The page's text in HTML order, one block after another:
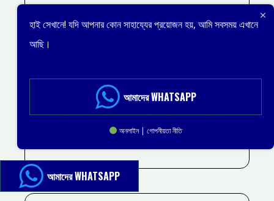
আমাদের মেশিনগুলি অপরিহার্য নিরাপত্তা এবং শিল্প-নির্দিষ্ট
প্রবিধান মেনে চলে, নিরাপদ অপারেশন এবং পণ্য পরিচালনা
নিশ্চিত করে।
হাই সেখানে! যদি আপনার কোন সাহায্যের প্রয়োজন হয়, আমি সবসময় এখানে
আছি।
আমাদের WHATSAPP
অনলাইন | গোপনীয়তা নীতি
আমাদের WHATSAPP